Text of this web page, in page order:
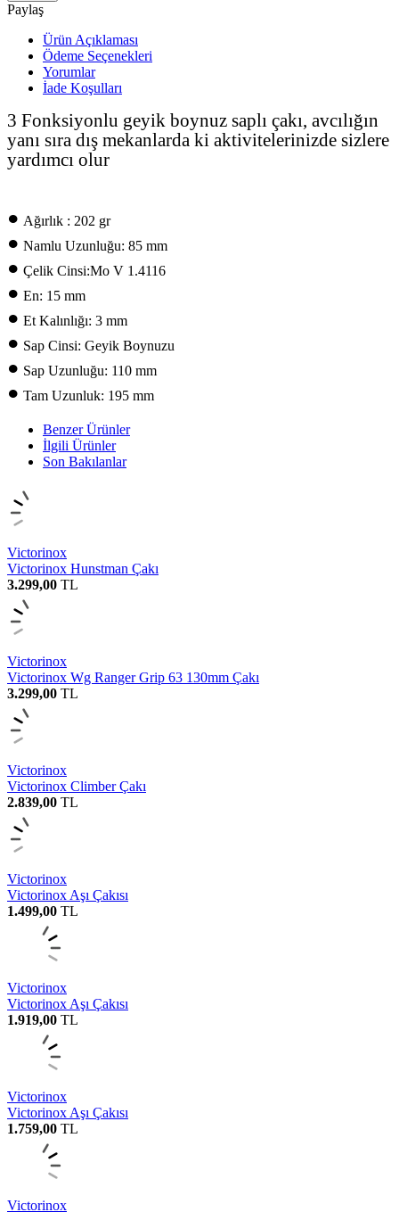
Paylaş
Ürün Açıklaması
Ödeme Seçenekleri
Yorumlar
İade Koşulları
3 Fonksiyonlu geyik boynuz saplı çakı, avcılığın
yanı sıra dış mekanlarda ki aktivitelerinizde sizlere
yardımcı olur
• Ağırlık : 202 gr
• Namlu Uzunluğu: 85 mm
• Çelik Cinsi:Mo V 1.4116
• En: 15 mm
• Et Kalınlığı: 3 mm
• Sap Cinsi: Geyik Boynuzu
• Sap Uzunluğu: 110 mm
• Tam Uzunluk: 195 mm
Benzer Ürünler
İlgili Ürünler
Son Bakılanlar
Victorinox
Victorinox Hunstman Çakı
3.299,00 TL
Victorinox
Victorinox Wg Ranger Grip 63 130mm Çakı
3.299,00 TL
Victorinox
Victorinox Climber Çakı
2.839,00 TL
Victorinox
Victorinox Aşı Çakısı
1.499,00 TL
Victorinox
Victorinox Aşı Çakısı
1.919,00 TL
Victorinox
Victorinox Aşı Çakısı
1.759,00 TL
Victorinox